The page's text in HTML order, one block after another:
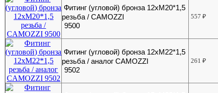
Фитинг (угловой) бронза 12хМ20*1,5
резьба / CAMOZZI
9500
557₽
Фитинг (угловой) бронза 12хМ22*1,5
резьба / аналог CAMOZZI
9502
261₽